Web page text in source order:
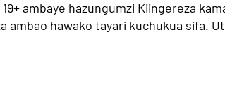
ambaye hazungumzi Kiingereza
ambao hawako tayari kuchukua sifa.